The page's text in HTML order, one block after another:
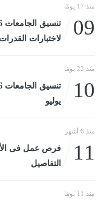
منذ 17 يومًا
09
لاختبارات القدرات
منذ 22 يومًا
10
يوليو
منذ 6 أشهر
11
التفاصيل
منذ 11 يومًا